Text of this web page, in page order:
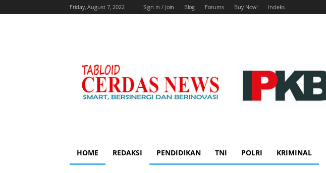
Friday, August 7, 2022 Sign in / Join Blog Forums Buy Now! Indeks
HOME REDAKSI PENDIDIKAN TNI POLRI KRIMINAL